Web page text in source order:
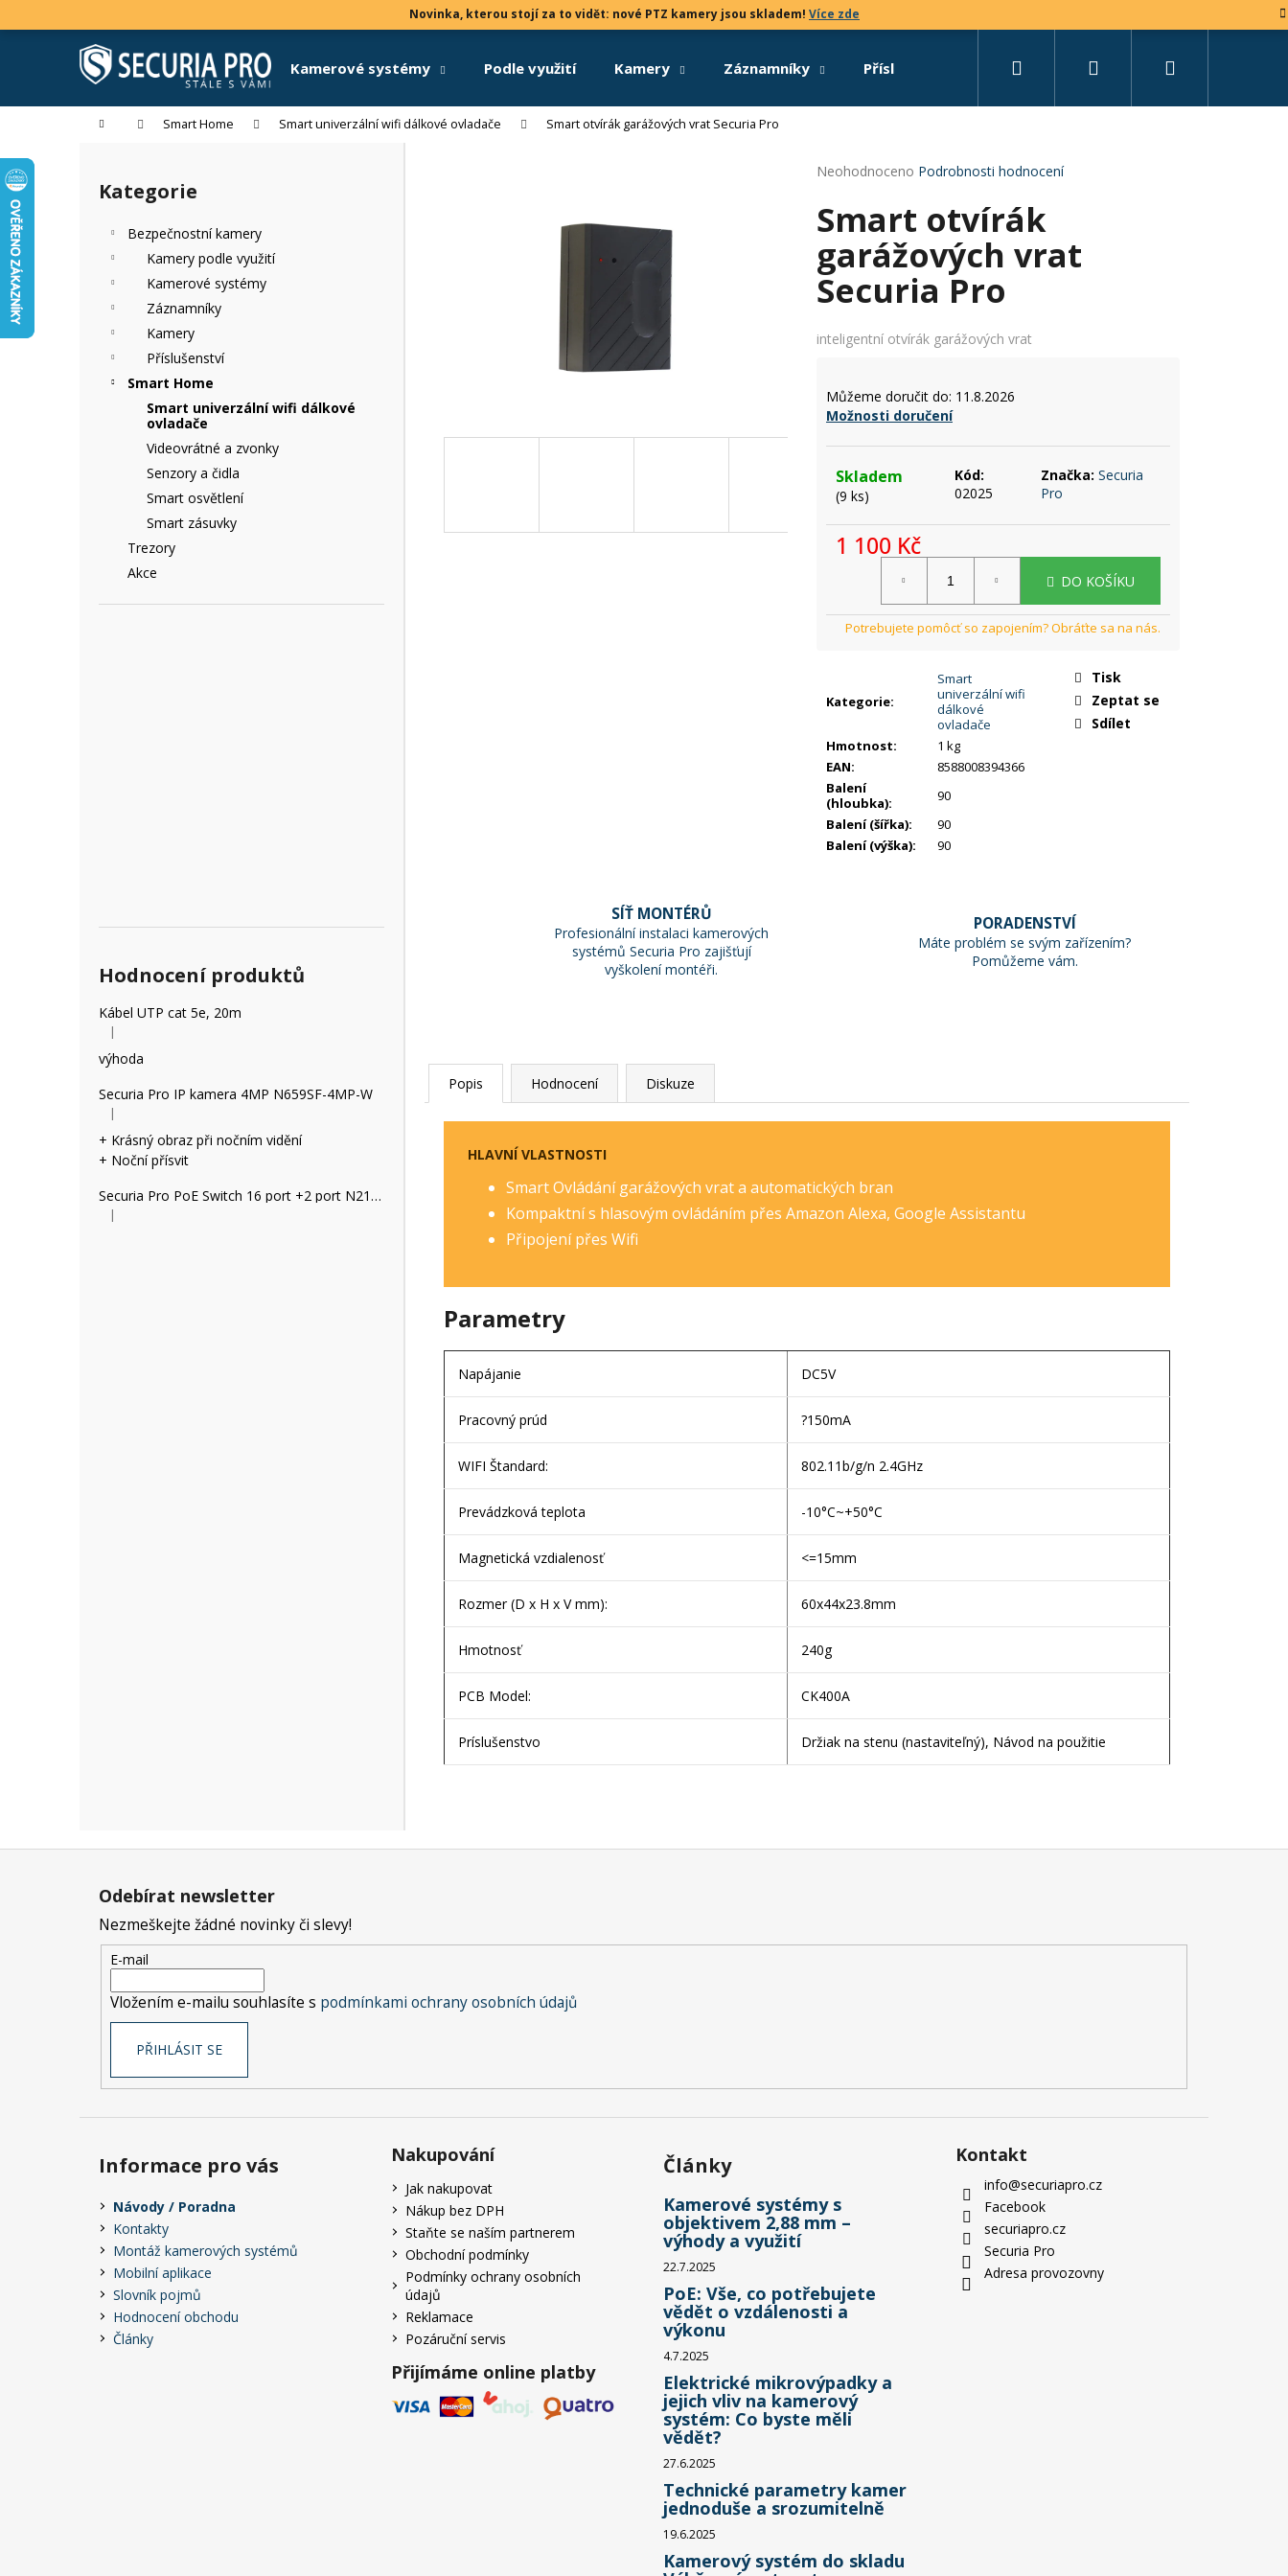
na
Novinka, kterou stojí za to vidět: nové PTZ kamery jsou skladem! Více zde
Kamerové systémy Podle využití Kamery Záznamníky Příslušenství Set na míru Přihlášení
Domů Smart Home Smart univerzální wifi dálkové ovladače Smart otvírák garážových vrat Securia Pro
Přeskočit
kategorie
Kategorie
Bezpečnostní kamery
Kamery podle využití
Kamerové systémy
Záznamníky
Kamery
Příslušenství
Smart Home
Smart univerzální wifi dálkové
ovladače
Videovrátné a zvonky
Senzory a čidla
Smart osvětlení
Smart zásuvky
Trezory
Akce
Hodnocení produktů
Kábel UTP cat 5e, 20m
Hodnocení produktu je 5 z 5 hvězdiček.
|
výhoda
Securia Pro IP kamera 4MP N659SF-4MP-W
Hodnocení produktu je 5 z 5 hvězdiček.
|
+ Krásný obraz při nočním vidění
+ Noční přísvit
Securia Pro PoE Switch 16 port +2 port N2162P
Hodnocení produktu je 2 z 5 hvězdiček.
|
Průměrné
produktu
je
z
5
hvězdiček.
Neohodnoceno Podrobnosti hodnocení
Smart otvírák
garážových vrat
Securia Pro
inteligentní otvírák garážových vrat
Můžeme doručit do: 11.8.2026
Možnosti doručení
Skladem
(9 ks)
Kód:
02025
Značka:Securia
Pro
1 100 Kč
DO KOŠÍKU
Kategorie:
Smart
univerzální wifi
dálkové
ovladače
Hmotnost:
1 kg
EAN:
8588008394366
Balení
(hloubka):
90
Balení (šířka):
90
Balení (výška): 90
Tisk
Zeptat se
Sdílet
SÍŤ MONTÉRŮ
Profesionální instalaci kamerových
systémů Securia Pro zajišťují
vyškolení montéři.
PORADENSTVÍ
Máte problém se svým zařízením?
Pomůžeme vám.
Popis Hodnocení Diskuze
HLAVNÍ VLASTNOSTI
Smart Ovládání garážových vrat a automatických bran
Kompaktní s hlasovým ovládáním přes Amazon Alexa, Google Assistantu
Připojení přes Wifi
Parametry
Napájanie DC5V
Pracovný prúd ?150mA
WIFI Štandard: 802.11b/g/n 2.4GHz
Prevádzková teplota -10°C~+50°C
Magnetická vzdialenosť <=15mm
Rozmer (D x H x V mm): 60x44x23.8mm
Hmotnosť 240g
PCB Model: CK400A
Príslušenstvo Držiak na stenu (nastaviteľný), Návod na použitie
o
k
Zpět
obchodu
Zpět
obchodu
Co potřebujete najít?
Doporučujeme
Odebírat newsletter
Nezmeškejte žádné novinky či slevy!
E-mail
Vložením e-mailu souhlasíte s podmínkami ochrany osobních údajů
PŘIHLÁSIT SE
Informace pro vás
Návody / Poradna
Kontakty
Montáž kamerových systémů
Mobilní aplikace
Slovník pojmů
Hodnocení obchodu
Články
Nakupování
Jak nakupovat
Nákup bez DPH
Staňte se naším partnerem
Obchodní podmínky
Podmínky ochrany osobních
údajů
Reklamace
Pozáruční servis
Přijímáme online platby
Články
Kamerové systémy s
objektivem 2,88 mm –
výhody a využití
22.7.2025
PoE: Vše, co potřebujete
vědět o vzdálenosti a
výkonu
4.7.2025
Elektrické mikrovýpadky a
jejich vliv na kamerový
systém: Co byste měli
vědět?
27.6.2025
Technické parametry kamer
jednoduše a srozumitelně
19.6.2025
Kamerový systém do skladu
Kontakt
info@securiapro.cz
Facebook
securiapro.cz
Securia Pro
Adresa provozovny